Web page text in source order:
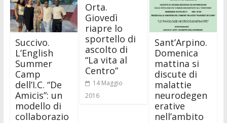
Succivo.
L’English
Summer
Camp
dell’I.C. “De
Amicis”: un
modello di
collaborazio
Orta.
Giovedì
riapre lo
sportello di
ascolto di
“La vita al
Centro”
14 Maggio
2016
Sant’Arpino.
Domenica
mattina si
discute di
malattie
neurodegen
erative
nell’ambito